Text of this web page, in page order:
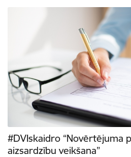
#DVIskaidro “Novērtējuma
aizsardzību veikšana”